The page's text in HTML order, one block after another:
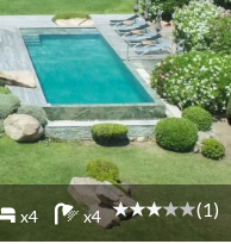
x4 x4 (1)